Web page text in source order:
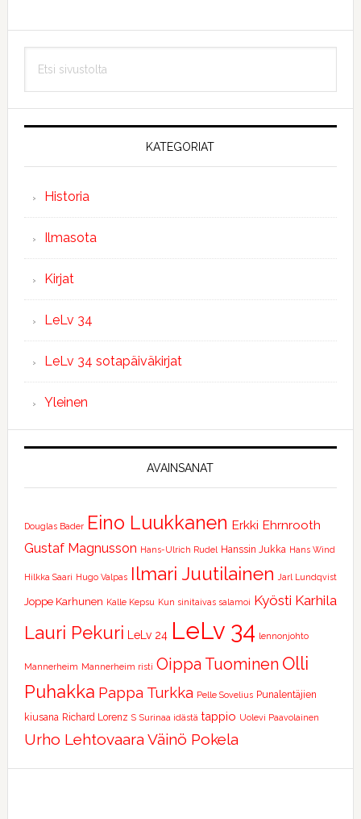
Ensisijainen
sivupalkki
sivustolta
KATEGORIAT
Historia
Ilmasota
Kirjat
LeLv 34
LeLv 34 sotapäiväkirjat
Yleinen
AVAINSANAT
Douglas Bader Eino Luukkanen Erkki Ehrnrooth
Gustaf Magnusson Hans-Ulrich Rudel Hanssin Jukka Hans Wind
Hilkka Saari Hugo Valpas Ilmari Juutilainen Jarl Lundqvist
Joppe Karhunen Kalle Kepsu Kun sinitaivas salamoi Kyösti Karhila
Lauri Pekuri LeLv 24 LeLv 34 lennonjohto
Mannerheim Mannerheim risti Oippa Tuominen Olli
Puhakka Pappa Turkka Pelle Sovelius Punalentäjien
kiusana Richard Lorenz S Surinaa idästä tappio Uolevi Paavolainen
Urho Lehtovaara Väinö Pokela